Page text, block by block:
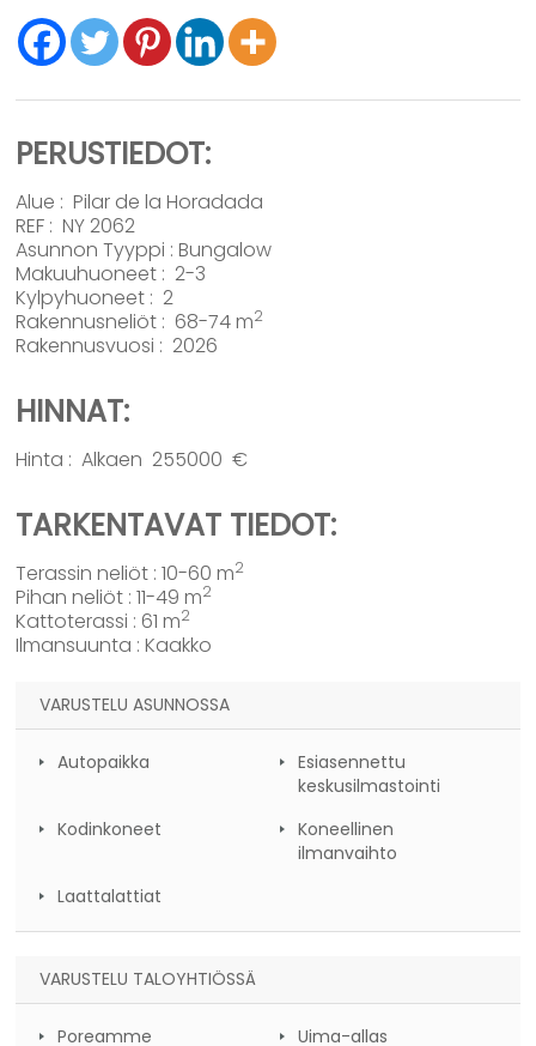
PERUSTIEDOT:
Alue :Pilar de la Horadada
REF : NY 2062
Asunnon Tyyppi :Bungalow
Makuuhuoneet : 2-3
Kylpyhuoneet : 2
Rakennusneliöt : 68-74 m2
Rakennusvuosi : 2026
HINNAT:
Hinta : Alkaen 255000 €
TARKENTAVAT TIEDOT:
Terassin neliöt : 10-60 m2
Pihan neliöt : 11-49 m2
Kattoterassi : 61 m2
Ilmansuunta : Kaakko
VARUSTELU ASUNNOSSA
Autopaikka
Esiasennettu
keskusilmastointi
Kodinkoneet
Koneellinen
ilmanvaihto
Laattalattiat
VARUSTELU TALOYHTIÖSSÄ
Poreamme Uima-allas